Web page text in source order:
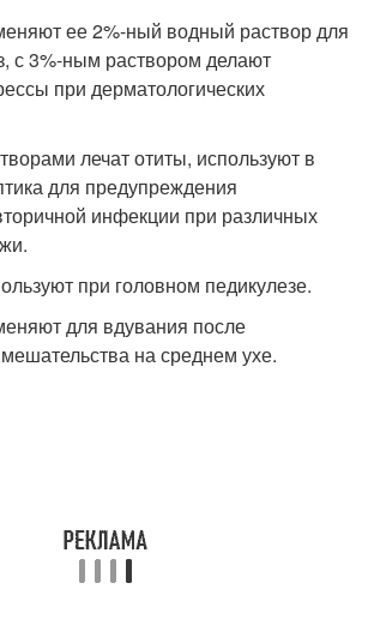
ее 2%-ный водный раствор для
с 3%-ным раствором делают
при дерматологических
лечат отиты, используют в
для предупреждения
инфекции при различных
при головном педикулезе.
для вдувания после
на среднем ухе.